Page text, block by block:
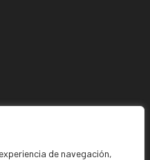
de navegación,